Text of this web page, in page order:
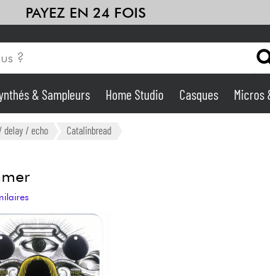
PAYEZ EN 24 FOIS
Amplis & Effets
Batteries & Percu
& Sampleurs Home Studio Casques Micros
delay / echo Catalinbread